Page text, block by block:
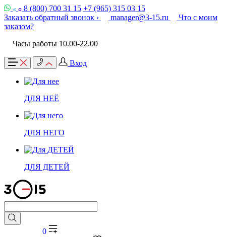
8 (800) 700 31 15 +7 (965) 315 03 15
Заказать обратный звонок ›
manager@3-15.ru
Что с моим
заказом?
Часы работы 10.00-22.00
Вход
ДЛЯ НЕЁ
ДЛЯ НЕГО
ДЛЯ ДЕТЕЙ
0